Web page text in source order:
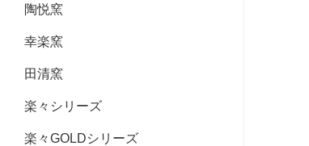
陶悦窯
幸楽窯
田清窯
楽々シリーズ
楽々GOLDシリーズ